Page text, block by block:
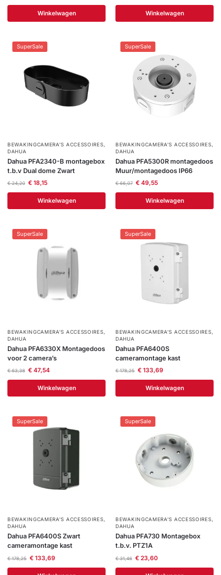
Winkelwagen Winkelwagen
SuperSale
BEWAKINGCAMERA'S ACCESSOIRES,
DAHUA
Dahua PFA2340-B montagebox
t.b.v Dual dome Zwart
€24,20 €18,15
Winkelwagen
SuperSale
BEWAKINGCAMERA'S ACCESSOIRES,
DAHUA
Dahua PFA5300R montagedoos
Muur/montagedoos IP66
€66,07 €49,55
Winkelwagen
SuperSale
BEWAKINGCAMERA'S ACCESSOIRES,
DAHUA
Dahua PFA6330X Montagedoos
voor 2 camera’s
€63,38 €47,54
Winkelwagen
SuperSale
BEWAKINGCAMERA'S ACCESSOIRES,
DAHUA
Dahua PFA6400S
cameramontage kast
€178,25 €133,69
Winkelwagen
SuperSale
BEWAKINGCAMERA'S ACCESSOIRES,
DAHUA
Dahua PFA6400S Zwart
cameramontage kast
€178,25 €133,69
SuperSale
BEWAKINGCAMERA'S ACCESSOIRES,
DAHUA
Dahua PFA730 Montagebox
t.b.v. PTZ1A
€31,46 €23,60